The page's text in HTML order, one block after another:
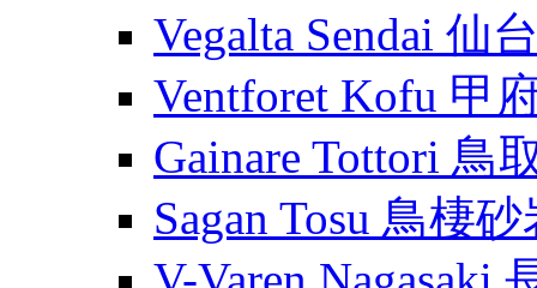
Vegalta Sendai 仙
Ventforet Kofu 甲
Gainare Tottori 鳥
Sagan Tosu 鳥棲砂